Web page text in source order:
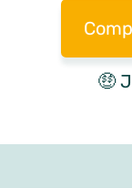
🤑